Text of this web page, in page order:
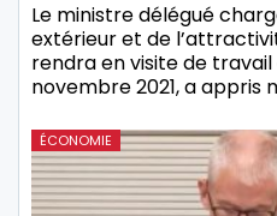
Le ministre délégué
extérieur et de
rendra en visite de
novembre 2021, a appris
ÉCONOMIE